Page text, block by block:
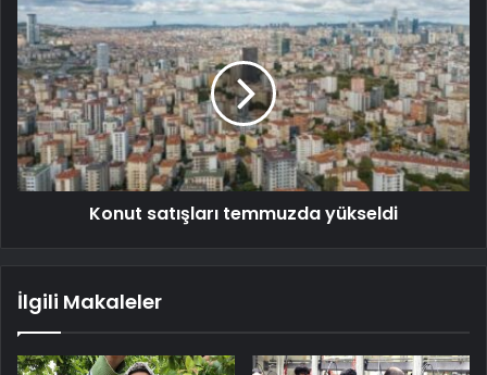
Konut satışları temmuzda yükseldi
İlgili Makaleler